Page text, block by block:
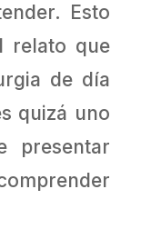
Esto
relato que
de día
quizá uno
presentar